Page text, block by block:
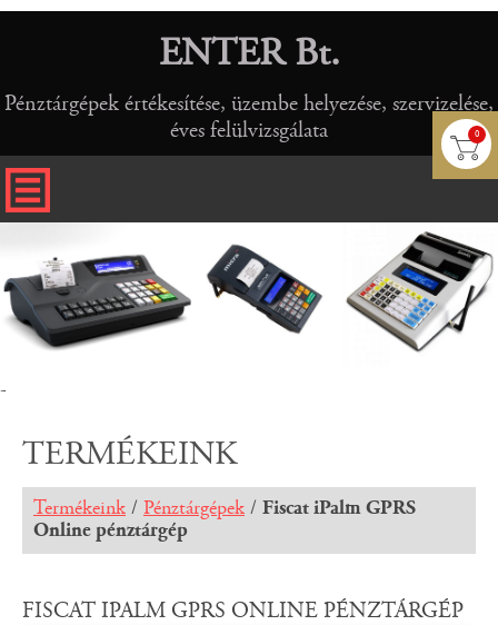
0
ENTER Bt.
Pénztárgépek értékesítése, üzembe helyezése, szervizelése,
éves felülvizsgálata
-
TERMÉKEINK
Termékeink / Pénztárgépek / Fiscat iPalm GPRS
Online pénztárgép
FISCAT IPALM GPRS ONLINE PÉNZTÁRGÉP